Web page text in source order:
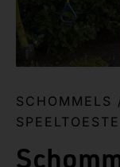
SCHOMMELS